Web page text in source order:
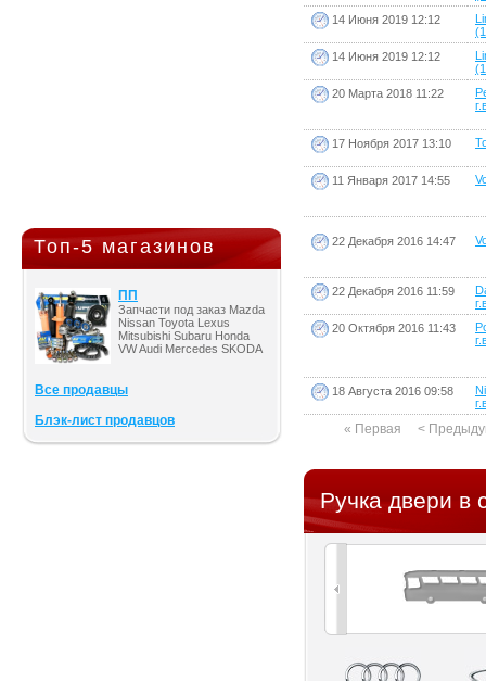
Топ-5 магазинов
ПП
Запчасти под заказ Mazda
Nissan Toyota Lexus
Mitsubishi Subaru Honda
VW Audi Mercedes SKODA
Все продавцы
Блэк-лист продавцов
14 Июня 2019 12:12
14 Июня 2019 12:12
20 Марта 2018 11:22
17 Ноября 2017 13:10
11 Января 2017 14:55
22 Декабря 2016 14:47
22 Декабря 2016 11:59
20 Октября 2016 11:43
18 Августа 2016 09:58
« Первая <
Ручка двери в